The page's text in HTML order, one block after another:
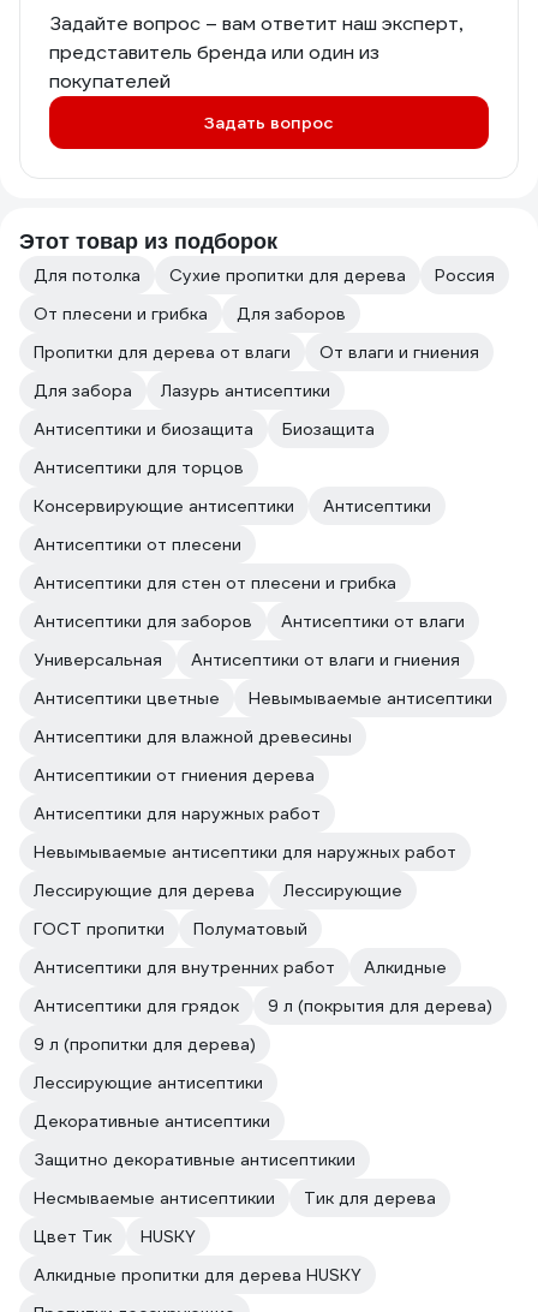
Задайте вопрос – вам ответит наш эксперт,
представитель бренда или один из
покупателей
Задать вопрос
Этот товар из подборок
Для потолка Сухие пропитки для дерева
Россия
От плесени и грибка
Для заборов
Пропитки для дерева от влаги
От влаги и гниения
Для забора
Лазурь антисептики
Антисептики и биозащита
Биозащита
Антисептики для торцов
Консервирующие антисептики
Антисептики
Антисептики от плесени
Антисептики для стен от плесени и грибка
Антисептики для заборов
Антисептики от влаги
Универсальная
Антисептики от влаги и гниения
Антисептики цветные
Невымываемые антисептики
Антисептики для влажной древесины
Антисептикии от гниения дерева
Антисептики для наружных работ
Невымываемые антисептики для наружных работ
Лессирующие для дерева
Лессирующие
ГОСТ пропитки
Полуматовый
Антисептики для внутренних работ
Алкидные
Антисептики для грядок
9 л (покрытия для дерева)
9 л (пропитки для дерева)
Лессирующие антисептики
Декоративные антисептики
Защитно декоративные антисептикии
Несмываемые антисептикии
Тик для дерева
Цвет Тик
HUSKY
Алкидные пропитки для дерева HUSKY